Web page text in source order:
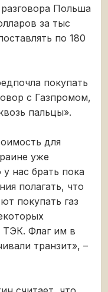
Польша
за тыс
по 180
покупать
с Газпромом,
пальцы».
для
уже
нас брать пока
полагать, что
покупать газ
ТЭК. Флаг им в
транзит», –